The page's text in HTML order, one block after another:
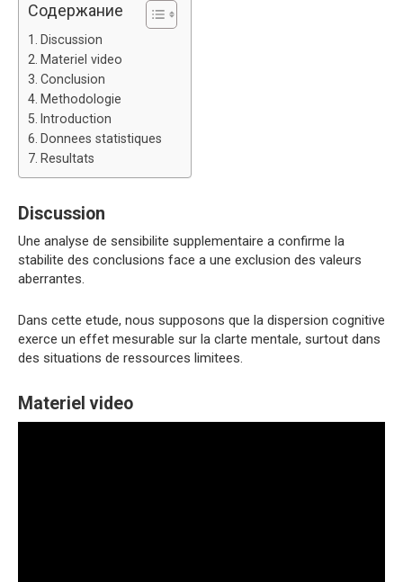
Содержание
Discussion
Materiel video
Conclusion
Methodologie
Introduction
Donnees statistiques
Resultats
Discussion
Une analyse de sensibilite supplementaire a confirme la
stabilite des conclusions face a une exclusion des valeurs
aberrantes.
Dans cette etude, nous supposons que la dispersion cognitive
exerce un effet mesurable sur la clarte mentale, surtout dans
des situations de ressources limitees.
Materiel video